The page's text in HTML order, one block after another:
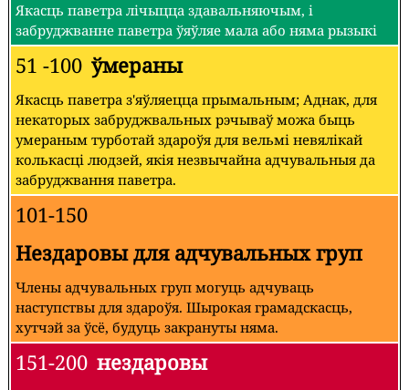
Якасць паветра лічыцца здавальняючым, і
забруджванне паветра ўяўляе мала або няма рызыкі
51 -100 ўмераны
Якасць паветра з'яўляецца прымальным; Аднак, для
некаторых забруджвальных рэчываў можа быць
умераным турботай здароўя для вельмі невялікай
колькасці людзей, якія незвычайна адчувальныя да
забруджвання паветра.
101-150
Нездаровы для адчувальных груп
Члены адчувальных груп могуць адчуваць
наступствы для здароўя. Шырокая грамадскасць,
хутчэй за ўсё, будуць закрануты няма.
151-200 нездаровы